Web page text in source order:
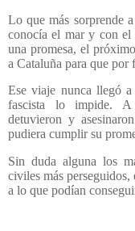
Lo que más sorprende a
conocía el mar y con
una promesa, el
a Cataluña para que por
Ese viaje nunca llegó
fascista lo impide. A
detuvieron y
pudiera cumplir su
Sin duda alguna los
civiles más
a lo que podían